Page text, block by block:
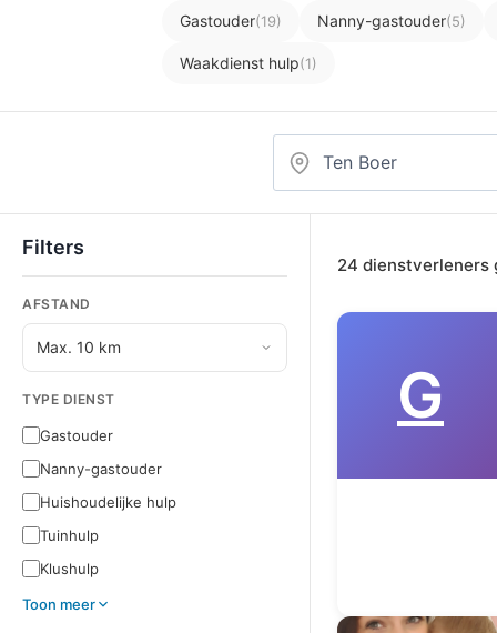
Gastouder(19) Nanny-gastouder(5)
Waakdienst hulp(1)
Filters
AFSTAND
TYPE DIENST
Gastouder
Nanny-gastouder
Huishoudelijke hulp
Tuinhulp
Klushulp
Toon meer
24 dienstverleners
G